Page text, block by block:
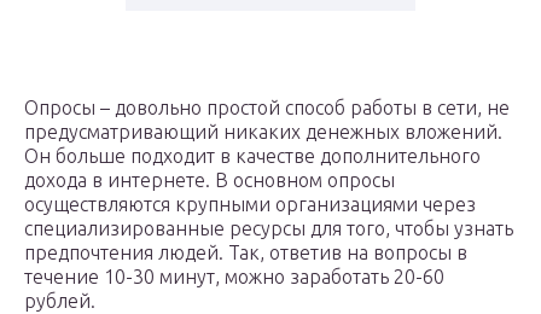
Опросы – довольно простой способ работы в сети, не
предусматривающий никаких денежных вложений.
Он больше подходит в качестве дополнительного
дохода в интернете. В основном опросы
осуществляются крупными организациями через
специализированные ресурсы для того, чтобы узнать
предпочтения людей. Так, ответив на вопросы в
течение 10-30 минут, можно заработать 20-60
рублей.